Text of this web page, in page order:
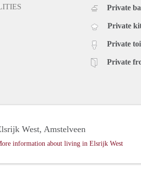
Private
Private
Private
Private
West, Amstelveen
information about living in Elsrijk West